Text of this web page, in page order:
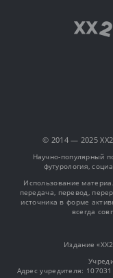
© 2014 — 2025
Научно-популярный
футурология,
Использование
передача, перевод,
источника в форме
всегда
Издание
Адрес учредителя: